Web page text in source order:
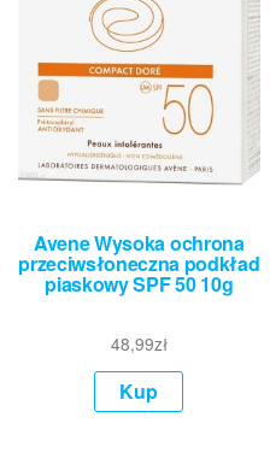
Avene Wysoka ochrona
przeciwsłoneczna podkład
piaskowy SPF 50 10g
48,99zł
Kup